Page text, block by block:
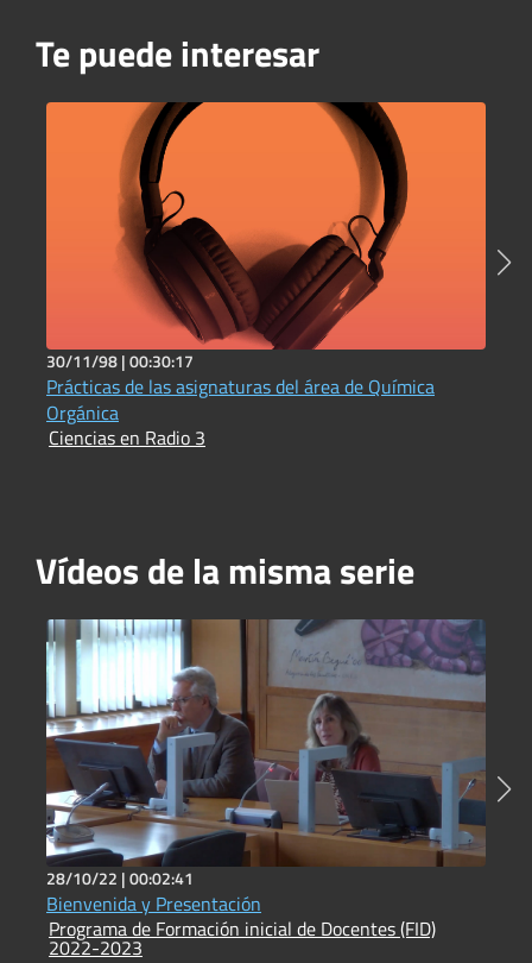
Te puede interesar
30/11/98 |00:30:17
Prácticas de las asignaturas del área de Química
Orgánica
Ciencias en Radio 3
Vídeos de la misma serie
28/10/22 |00:02:41
Bienvenida y Presentación
Programa de Formación inicial de Docentes (FID)
2022-2023